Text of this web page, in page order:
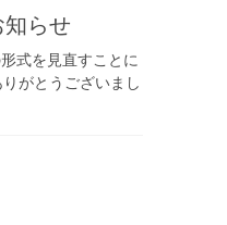
らせ
式を見直すことに
がとうございまし